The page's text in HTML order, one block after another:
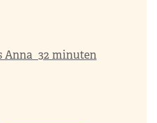
Anna 32 minuten